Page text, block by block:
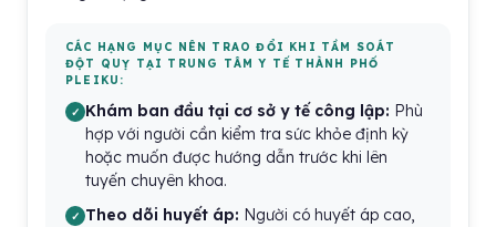
CÁC HẠNG MỤC NÊN TRAO ĐỔI KHI TẦM SOÁT
ĐỘT QUỴ TẠI TRUNG TÂM Y TẾ THÀNH PHỐ
PLEIKU:
Khám ban đầu tại cơ sở y tế công lập: Phù
hợp với người cần kiểm tra sức khỏe định kỳ
hoặc muốn được hướng dẫn trước khi lên
tuyến chuyên khoa.
Theo dõi huyết áp: Người có huyết áp cao,